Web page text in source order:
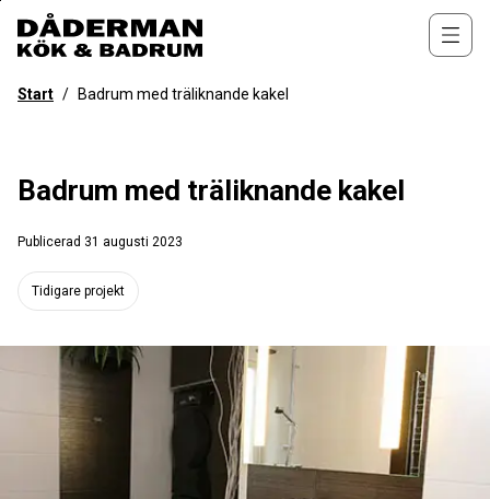
övergripande
förStart / Badrum med träliknande kakel
Badrum med träliknande kakel
Publicerad 31 augusti 2023
Tidigare projekt